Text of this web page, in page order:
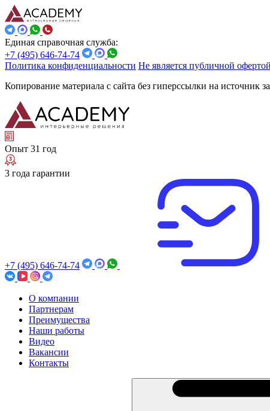
Единая справочная служба:
+7 (495) 646-74-74
Политика конфиденциальности Не является публичной офертой
Копирование материала с сайта без гиперссылки на источник
Опыт 31 год
3 года гарантии
+7 (495) 646-74-74
О компании
Партнерам
Преимущества
Наши работы
Видео
Вакансии
Контакты